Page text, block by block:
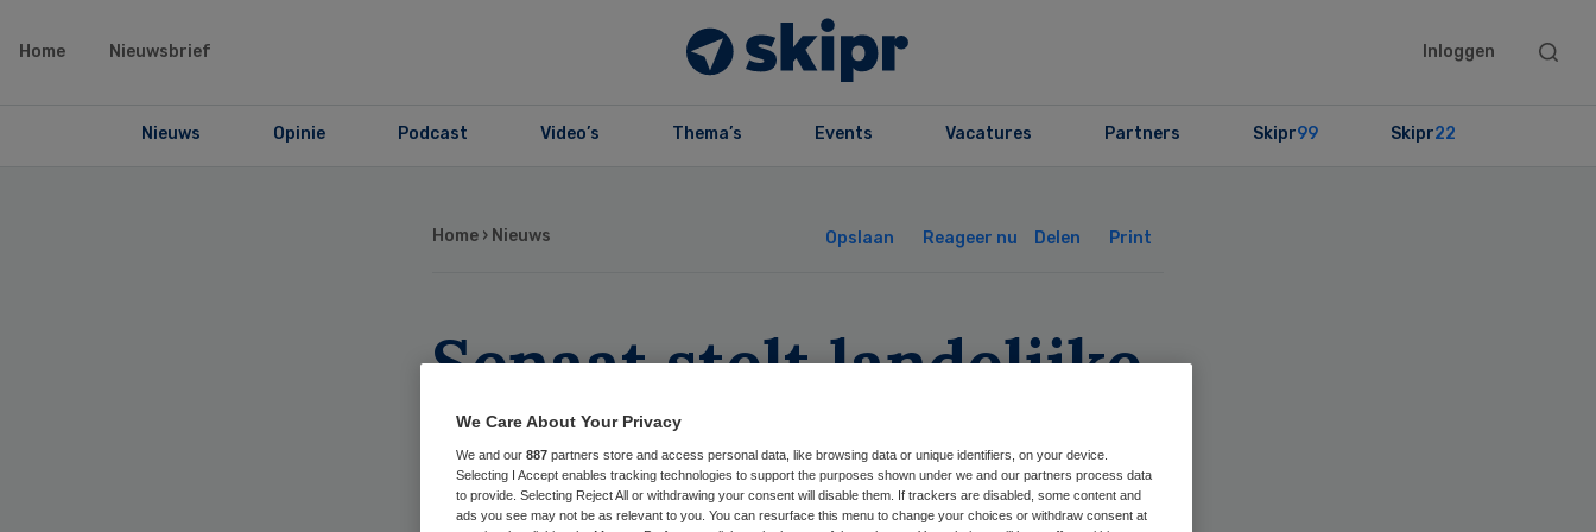
Home Nieuwsbrief Inloggen
Search
Nieuws Opinie Podcast Video’s Thema’s Events Vacatures Partners Skipr99 Skipr22
Home › Nieuws Opslaan Reageer nu Delen Print
Senaat stelt landelijke
koppeling EPD uit
We Care About Your Privacy
We and our 887 partners store and access personal data, like browsing data or unique identifiers, on your device.
Selecting I Accept enables tracking technologies to support the purposes shown under we and our partners process data
to provide. Selecting Reject All or withdrawing your consent will disable them. If trackers are disabled, some content and
ads you see may not be as relevant to you. You can resurface this menu to change your choices or withdraw consent at